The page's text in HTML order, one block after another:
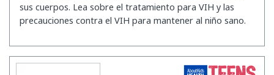
sus cuerpos. Lea sobre el tratamiento para VIH y las
precauciones contra el VIH para mantener al niño sano.